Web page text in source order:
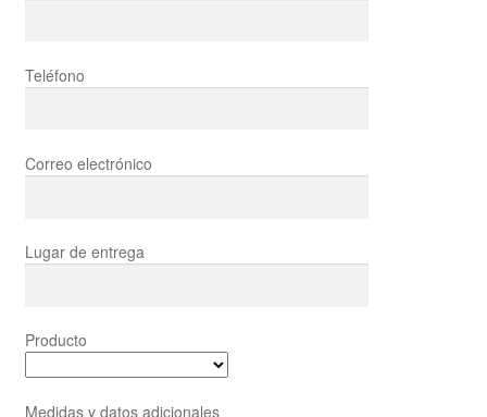
Teléfono
Correo electrónico
Lugar de entrega
Producto
Medidas y datos adicionales